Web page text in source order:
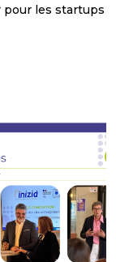
pour les startups